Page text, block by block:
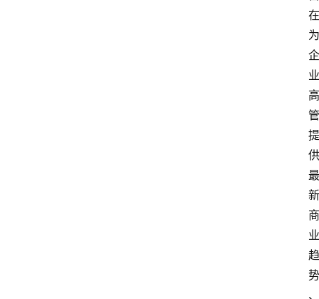
在
为
企
业
高
管
提
供
最
新
商
业
趋
势
、